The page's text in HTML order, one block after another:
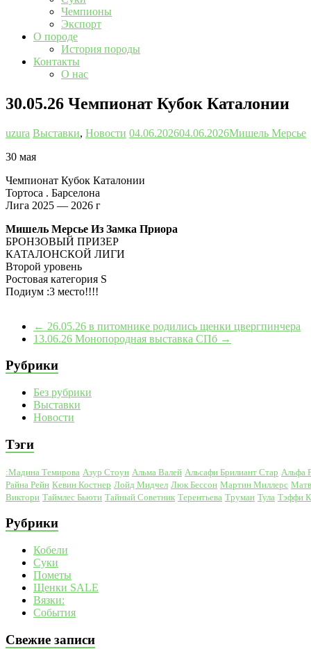
Чемпионы
Экспорт
О породе
История породы
Контакты
О нас
30.05.26 Чемпионат Кубок Каталонии
uzura Выставки, Новости 04.06.202604.06.2026Мишель Мерсье
30 мая
Чемпионат Кубок Каталонии
Тортоса . Барселона
Лига 2025 — 2026 г
Мишель Мерсье Из Замка Приора
БРОНЗОВЫЙ ПРИЗЕР
КАТАЛОНСКОЙ ЛИГИ
Второй уровень
Ростовая категория S
Подиум :3 место!!!!
← 26.05.26 в питомнике родились щенки цвергпинчера
13.06.26 Монопородная выставка СПб →
Рубрики
Без рубрики
Выставки
Новости
Тэги
:Мадина Темирова Азур Стоун Альма Валей Альсафи Брилиант Стар Альфа
Райна Рейн Кевин Костнер Лойд Мидчел Люк Бессон Мартин Миллерс
Виктори Таймлес Бьюти Тайный Советник Терентьева Труман Тула Тэффи
Рубрики
Кобели
Суки
Пометы
Щенки SALE
Вязки:
События
Свежие записи